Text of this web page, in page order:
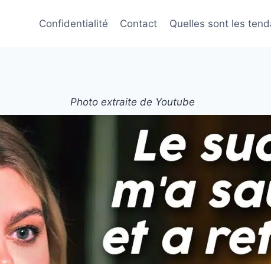
Confidentialité Contact Quelles sont les
Photo extraite de Youtube